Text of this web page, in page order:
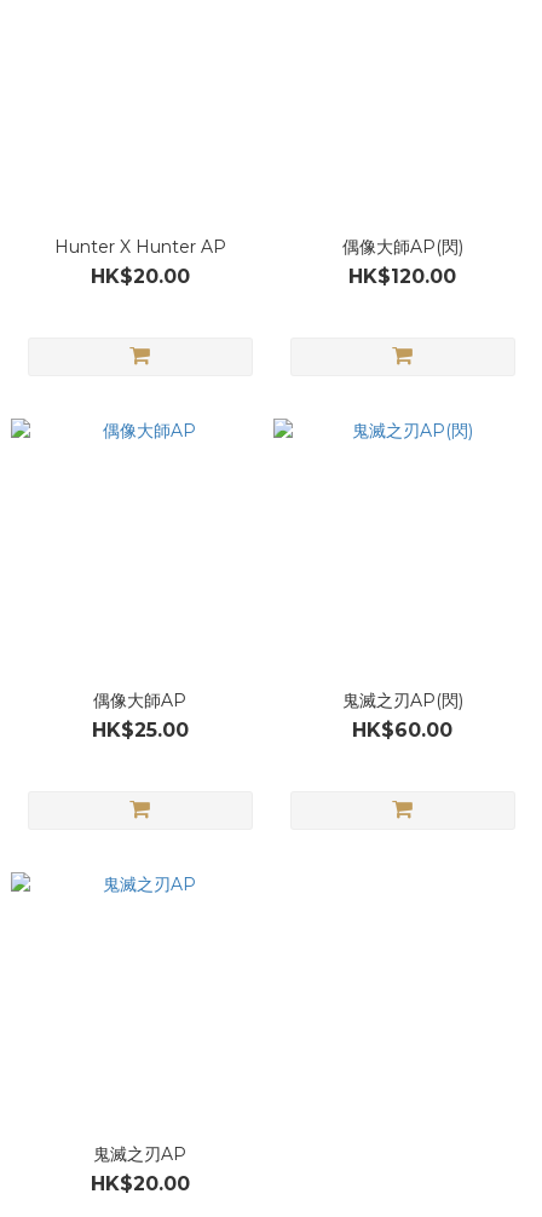
Hunter X Hunter AP
HK$20.00
偶像大師AP(閃)
HK$120.00
偶像大師AP
HK$25.00
鬼滅之刃AP(閃)
HK$60.00
鬼滅之刃AP
HK$20.00